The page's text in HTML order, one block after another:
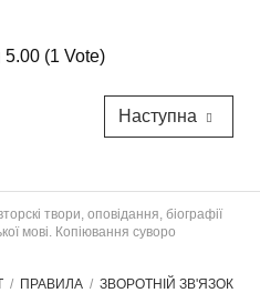
5.00 (1 Vote)
Наступна
твори, оповідання, біографії
мові. Копіювання суворо
ПРАВИЛА ЗВОРОТНІЙ ЗВ'ЯЗОК